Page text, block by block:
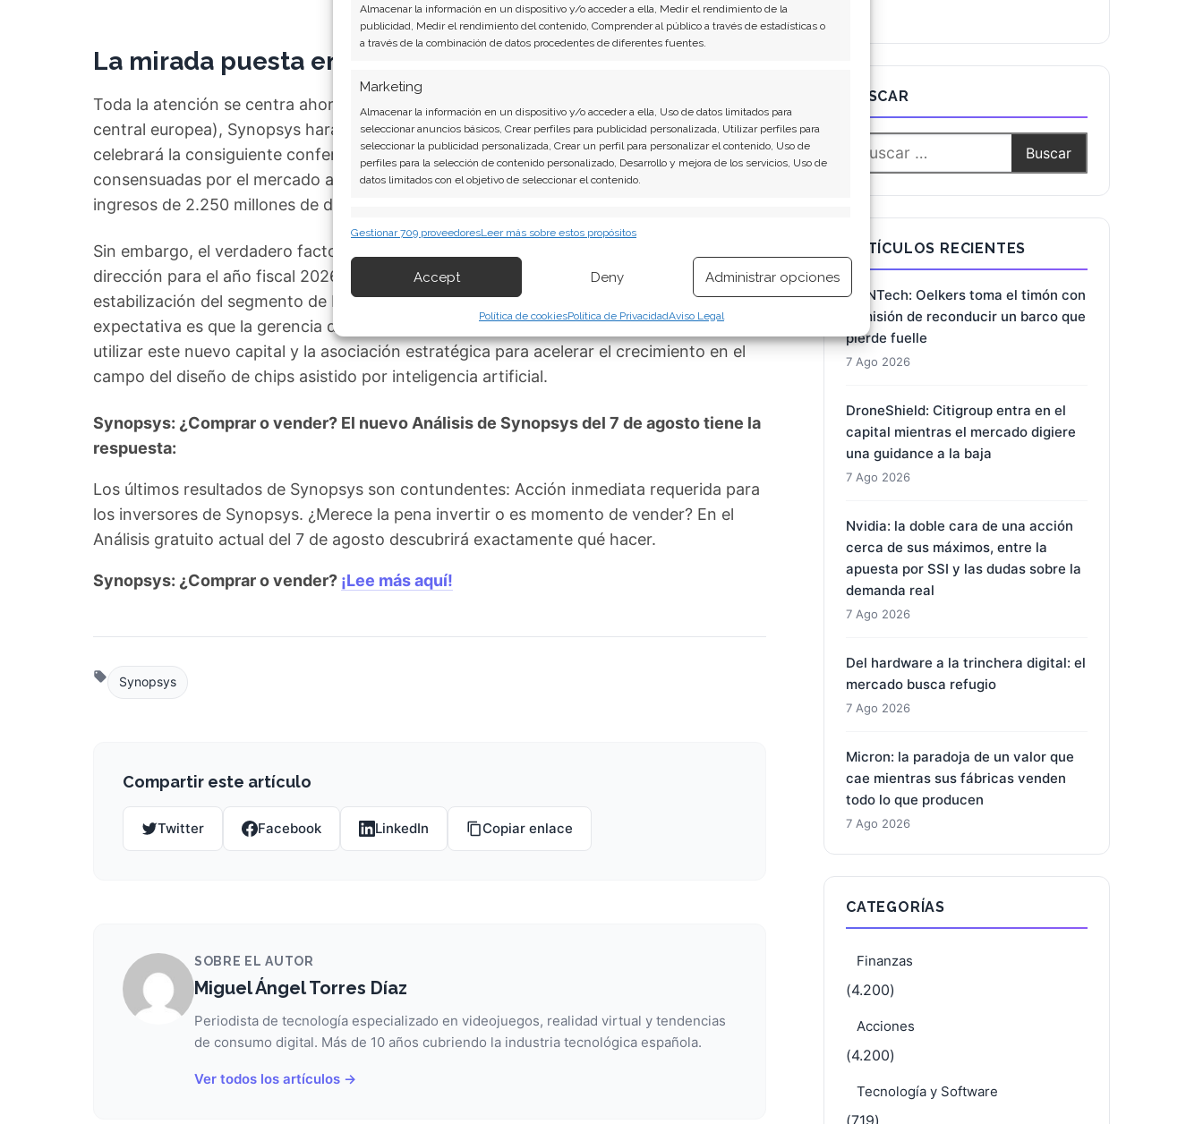
Almacenar la información en un dispositivo y/o acceder a ella, Medir el rendimiento de la
publicidad, Medir el rendimiento del contenido, Comprender al público a través de estadísticas o
a través de la combinación de datos procedentes de diferentes fuentes.
Marketing
Almacenar la información en un dispositivo y/o acceder a ella, Uso de datos limitados para
seleccionar anuncios básicos, Crear perfiles para publicidad personalizada, Utilizar perfiles para
seleccionar la publicidad personalizada, Crear un perfil para personalizar el contenido, Uso de
perfiles para la selección de contenido personalizado, Desarrollo y mejora de los servicios, Uso de
datos limitados con el objetivo de seleccionar el contenido.
información transmitida de forma automática.
Garantizar la seguridad, evitar y detectar fraudes, y eliminar
fallos, Ofrecer y presentar publicidad y contenido, Guardar y
comunicar las preferencias de privacidad.
Siempre activo
Gestionar 709 proveedoresLeer más sobre estos propósitos
Accept Deny Administrar opciones
Política de cookiesPolítica de PrivacidadAviso Legal
La mirada puesta en el futuro inmediato
Toda la atención se centra ahora en el cierre del mercado. A las 23:00 horas (hora
central europea), Synopsys hará públicos los resultados de su último trimestre y
celebrará la consiguiente conferencia telefónica con inversores. Las estimaciones
consensuadas por el mercado apuntan a un beneficio por acción de 2,79 dólares y unos
ingresos de 2.250 millones de dólares.
Sin embargo, el verdadero factor determinante será la orientación que proporcione la
dirección para el año fiscal 2026. Los inversores buscarán, sobre todo, claridad sobre la
estabilización del segmento de IP. Con el respaldo de la reciente inversión de Nvidia, la
expectativa es que la gerencia de Synopsys detalle de forma concreta cómo planea
utilizar este nuevo capital y la asociación estratégica para acelerar el crecimiento en el
campo del diseño de chips asistido por inteligencia artificial.
Synopsys: ¿Comprar o vender? El nuevo Análisis de Synopsys del 7 de agosto tiene la
respuesta:
Los últimos resultados de Synopsys son contundentes: Acción inmediata requerida para
los inversores de Synopsys. ¿Merece la pena invertir o es momento de vender? En el
Análisis gratuito actual del 7 de agosto descubrirá exactamente qué hacer.
Synopsys: ¿Comprar o vender? ¡Lee más aquí!
Synopsys
Compartir este artículo
Twitter Facebook LinkedIn Copiar enlace
SOBRE EL AUTOR
Miguel Ángel Torres Díaz
Periodista de tecnología especializado en videojuegos, realidad virtual y tendencias
de consumo digital. Más de 10 años cubriendo la industria tecnológica española.
Ver todos los artículos →
BUSCAR
ARTÍCULOS RECIENTES
BioNTech: Oelkers toma el timón con
la misión de reconducir un barco que
pierde fuelle
7 Ago 2026
DroneShield: Citigroup entra en el
capital mientras el mercado digiere
una guidance a la baja
7 Ago 2026
Nvidia: la doble cara de una acción
cerca de sus máximos, entre la
apuesta por SSI y las dudas sobre la
demanda real
7 Ago 2026
Del hardware a la trinchera digital: el
mercado busca refugio
7 Ago 2026
Micron: la paradoja de un valor que
cae mientras sus fábricas venden
todo lo que producen
7 Ago 2026
CATEGORÍAS
Finanzas
(4.200)
Acciones
(4.200)
Tecnología y Software
(719)